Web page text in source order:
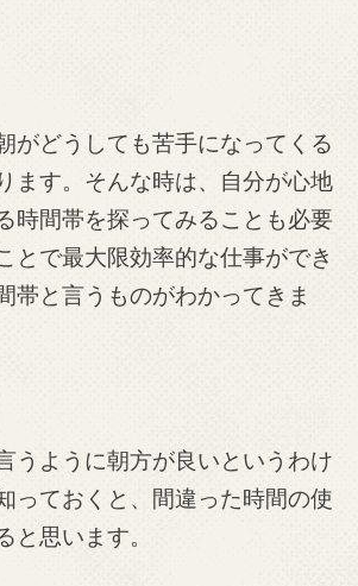
がどうしても苦手になってくる
ます。そんな時は、自分が心地
時間帯を探ってみることも必要
とで最大限効率的な仕事ができ
帯と言うものがわかってきま
うように朝方が良いというわけ
っておくと、間違った時間の使
と思います。